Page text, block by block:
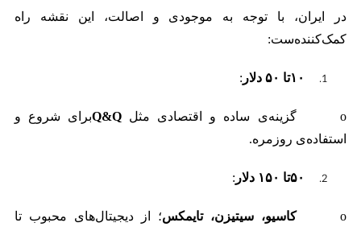
در ایران، با توجه به موجودی و اصالت، این نقشه راه
کمک‌کننده‌ست:
۱۰تا ۵۰دلار :
o گزینه‌ی ساده و اقتصادی مثل Q&Qبرای شروع و
استفاده‌ی روزمره.
۵۰تا ۱۵۰ دلار :
o کاسیو، سیتیزن، تایمکس؛ از دیجیتال‌های محبوب تا